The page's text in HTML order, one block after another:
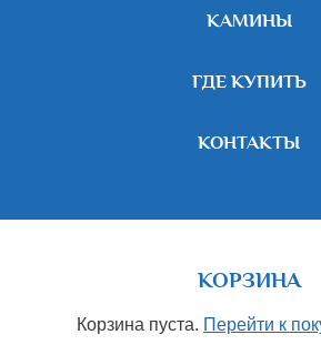
КАМИНЫ
ГДЕ КУПИТЬ
КОНТАКТЫ
КОРЗИНА
Корзина пуста. Перейти к